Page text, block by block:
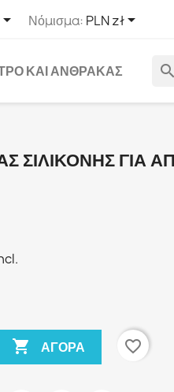
Νόμισμα: PLN zł
search
ΚΑΙ ΆΝΘΡΑΚΑΣ
ΣΙΛΙΚΟΝΗΣ ΓΙΑ
 ΑΓΟΡΆ favorite_border